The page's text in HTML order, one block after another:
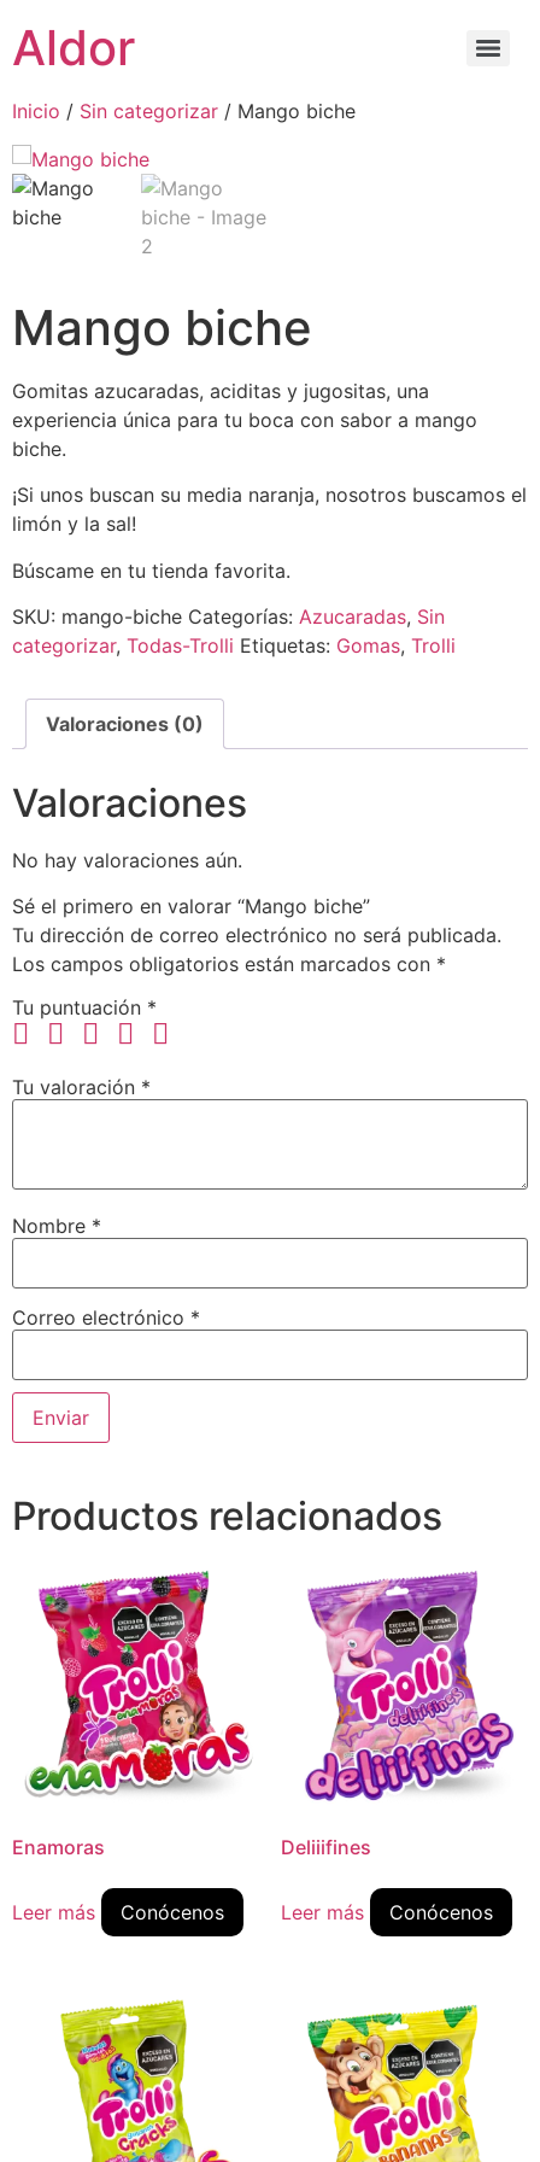
Aldor
Inicio / Sin categorizar / Mango biche
Mango biche
Gomitas azucaradas, aciditas y jugositas, una
experiencia única para tu boca con sabor a mango
biche.
¡Si unos buscan su media naranja, nosotros buscamos el
limón y la sal!
Búscame en tu tienda favorita.
SKU: mango-biche Categorías: Azucaradas, Sin
categorizar, Todas-Trolli Etiquetas: Gomas, Trolli
Valoraciones (0)
Valoraciones
No hay valoraciones aún.
Sé el primero en valorar “Mango biche”
Tu dirección de correo electrónico no será publicada.
Los campos obligatorios están marcados con *
Tu puntuación *
Tu valoración *
Nombre *
Correo electrónico *
Productos relacionados
Enamoras
Leer más Conócenos
Deliiifines
Leer más Conócenos